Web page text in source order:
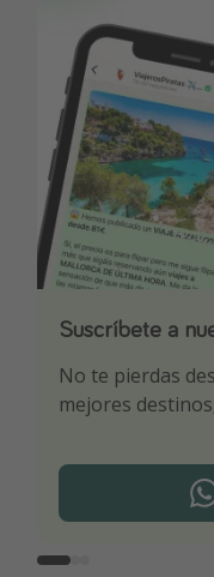
Suscríbete a
No te pierdas
mejores
Descarga
Sé el primero en
¡Suscríbete a
¡Recibe las
ti por nuestros